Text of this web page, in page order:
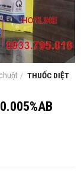
/ THUỐC DIỆT